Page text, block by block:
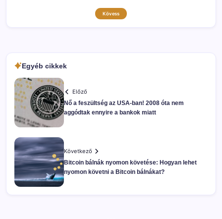
Kövess
Egyéb cikkek
Előző
Nő a feszültség az USA-ban! 2008 óta nem
aggódtak ennyire a bankok miatt
Következő
Bitcoin bálnák nyomon követése: Hogyan lehet
nyomon követni a Bitcoin bálnákat?